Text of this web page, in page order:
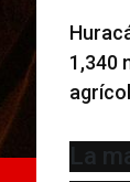
1,340
La